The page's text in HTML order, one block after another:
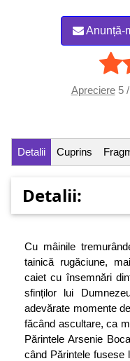
Anunță-
Apreciere5 /
Detalii Cuprins
Detalii:
Cu mâinile
tainică rugăciune,
caiet cu însemnări
sfinților lui
adevărate momente
făcând ascultare, ca
Părintele Arsenie
când Părintele fusese